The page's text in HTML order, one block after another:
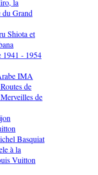
la
du Grand
Shiota et
1941 - 1954
IMA
de
de
Basquiat
à la
Vuitton